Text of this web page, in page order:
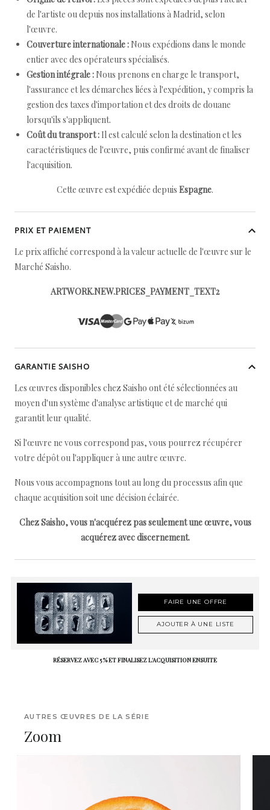
de l'artiste ou depuis nos installations à Madrid, selon
l'œuvre.
Couverture internationale : Nous expédions dans le monde
entier avec des opérateurs spécialisés.
Gestion intégrale : Nous prenons en charge le transport,
l'assurance et les démarches liées à l'expédition, y compris la
gestion des taxes d'importation et des droits de douane
lorsqu'ils s'appliquent.
Coût du transport : Il est calculé selon la destination et les
caractéristiques de l'œuvre, puis confirmé avant de finaliser
l'acquisition.
Cette œuvre est expédiée depuis Espagne.
PRIX ET PAIEMENT
Le prix affiché correspond à la valeur actuelle de l'œuvre sur le
Marché Saisho.
ARTWORK.NEW.PRICES_PAYMENT_TEXT2
GARANTIE SAISHO
Les œuvres disponibles chez Saisho ont été sélectionnées au
moyen d'un système d'analyse artistique et de marché qui
garantit leur qualité.
Si l'œuvre ne vous correspond pas, vous pourrez récupérer
votre dépôt ou l'appliquer à une autre œuvre.
Nous vous accompagnons tout au long du processus afin que
chaque acquisition soit une décision éclairée.
Chez Saisho, vous n'acquérez pas seulement une œuvre, vous
acquérez avec discernement.
FAIRE UNE OFFRE
AJOUTER À UNE LISTE
RÉSERVEZ AVEC 5 % ET FINALISEZ L'ACQUISITION ENSUITE
AUTRES ŒUVRES DE LA SÉRIE
Zoom